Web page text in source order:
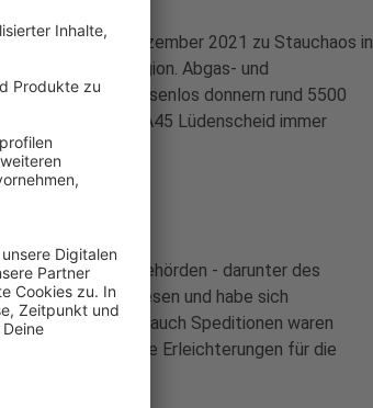
45 führt seit Dezember 2021 zu Stauchaos in
bedeutenden Region. Abgas- und
Fast pausenlos donnern rund 5500
Bürgerinitiative A45 Lüdenscheid immer
mit vielen Behörden - darunter des
schwierig gewesen und habe sich
oder auch Speditionen waren
nun auf spürbare Erleichterungen für die